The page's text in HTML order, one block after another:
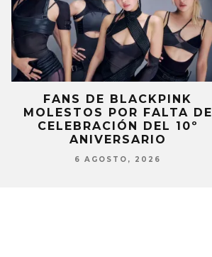
FANS DE BLACKPINK
MOLESTOS POR FALTA DE
CELEBRACIÓN DEL 10º
ANIVERSARIO
6 AGOSTO, 2026